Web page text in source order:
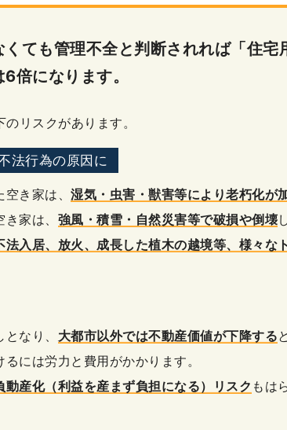
ても管理不全と判断されれば「住
倍になります。
リスクがあります。
法行為の原因に
き家は、 湿気・虫害・獣害等により老朽化が
家は、 強風・積雪・自然災害等で破損や倒壊
法入居、放火、成長した植木の越境等、様々な
なり、 大都市以外では不動産価値が下降する
には労力と費用がかかります。
動産化（利益を産まず負担になる）リスク もは